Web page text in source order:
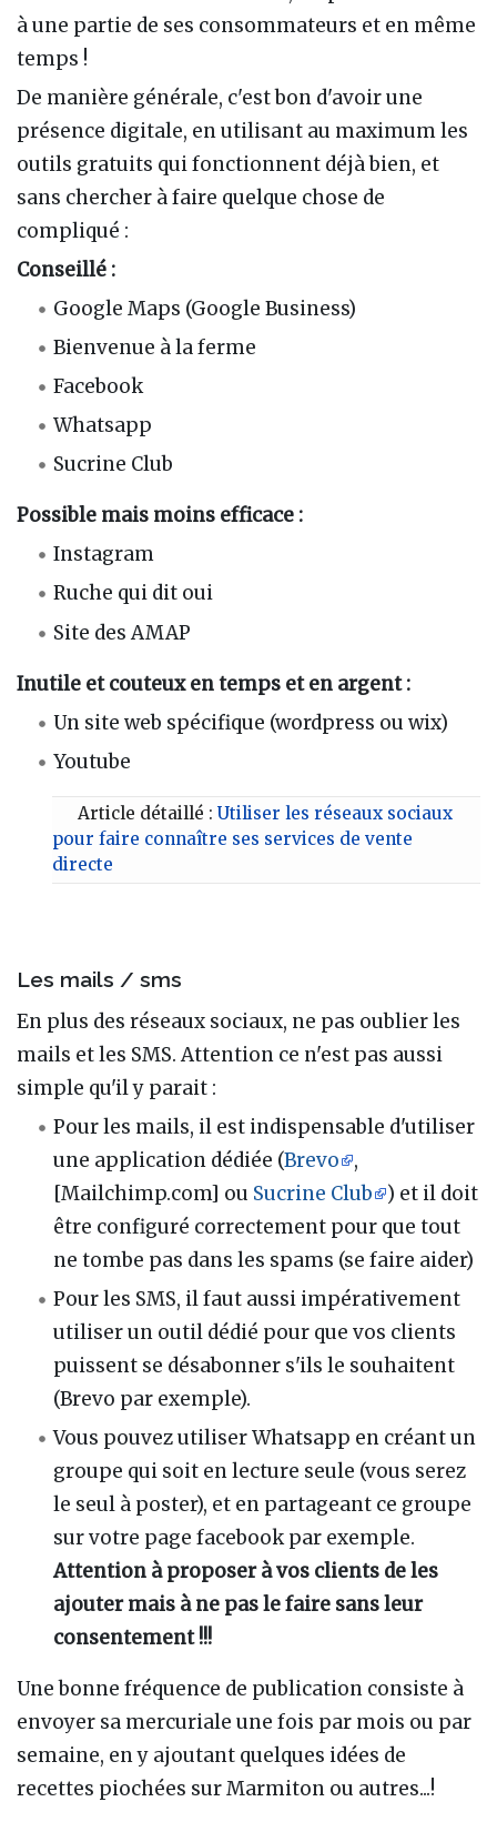
à une partie de ses consommateurs et en même
temps !
De manière générale, c'est bon d'avoir une
présence digitale, en utilisant au maximum les
outils gratuits qui fonctionnent déjà bien, et
sans chercher à faire quelque chose de
compliqué :
Conseillé :
Google Maps (Google Business)
Bienvenue à la ferme
Facebook
Whatsapp
Sucrine Club
Possible mais moins efficace :
Instagram
Ruche qui dit oui
Site des AMAP
Inutile et couteux en temps et en argent :
Un site web spécifique (wordpress ou wix)
Youtube
Article détaillé :Utiliser les réseaux sociaux
pour faire connaître ses services de vente
directe
Les mails / sms
En plus des réseaux sociaux, ne pas oublier les
mails et les SMS. Attention ce n'est pas aussi
simple qu'il y parait :
Pour les mails, il est indispensable d'utiliser
une application dédiée (Brevo
,
[Mailchimp.com] ou Sucrine Club
) et il doit
être configuré correctement pour que tout
ne tombe pas dans les spams (se faire aider)
Pour les SMS, il faut aussi impérativement
utiliser un outil dédié pour que vos clients
puissent se désabonner s'ils le souhaitent
(Brevo par exemple).
Vous pouvez utiliser Whatsapp en créant un
groupe qui soit en lecture seule (vous serez
le seul à poster), et en partageant ce groupe
sur votre page facebook par exemple.
Attention à proposer à vos clients de les
ajouter mais à ne pas le faire sans leur
consentement !!!
Une bonne fréquence de publication consiste à
envoyer sa mercuriale une fois par mois ou par
semaine, en y ajoutant quelques idées de
recettes piochées sur Marmiton ou autres...!